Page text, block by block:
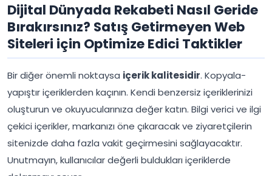
Dijital Dünyada Rekabeti Nasıl Geride
Bırakırsınız? Satış Getirmeyen Web
Siteleri için Optimize Edici Taktikler
Bir diğer önemli noktaysa içerik kalitesidir. Kopyala-
yapıştır içeriklerden kaçının. Kendi benzersiz içeriklerinizi
oluşturun ve okuyucularınıza değer katın. Bilgi verici ve ilgi
çekici içerikler, markanızı öne çıkaracak ve ziyaretçilerin
sitenizde daha fazla vakit geçirmesini sağlayacaktır.
Unutmayın, kullanıcılar değerli buldukları içeriklerde